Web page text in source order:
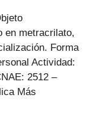
en metracrilato,
Forma
Actividad:
2512 –
Más